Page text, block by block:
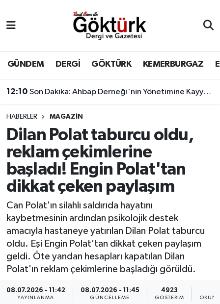
GÜNDEM DERGİ GÖKTÜRK KEMERBURGAZ
12:10 Son Dakika: Ahbap Derneği'nin Yönetimine Kayyum Atandı
HABERLER MAGAZİN
Dilan Polat taburcu oldu,
reklam çekimlerine
başladı! Engin Polat'tan
dikkat çeken paylaşım
Can Polat'ın silahlı saldırıda hayatını
kaybetmesinin ardından psikolojik destek
amacıyla hastaneye yatırılan Dilan Polat taburcu
oldu. Eşi Engin Polat’tan dikkat çeken paylaşım
geldi. Öte yandan hesapları kapatılan Dilan
Polat'ın reklam çekimlerine başladığı görüldü.
08.07.2026 - 11:42
YAYINLANMA
08.07.2026 - 11:45
GÜNCELLEME
4923
GÖSTERIM
BİLİM
DERGİ
DÜNYA
EĞİTİM
EKONOMİ
GÖKTÜRK
KEMERBURGAZ
KÜLTÜR - SANAT
MAGAZİN
Eyüpsultan Hava Durumu
Eyüpsultan Trafik Yoğunluk Haritası
Süper Lig Puan Durumu ve Fikstür
Tüm Manşetler
Son Dakika Haberleri
Haber Arşivi